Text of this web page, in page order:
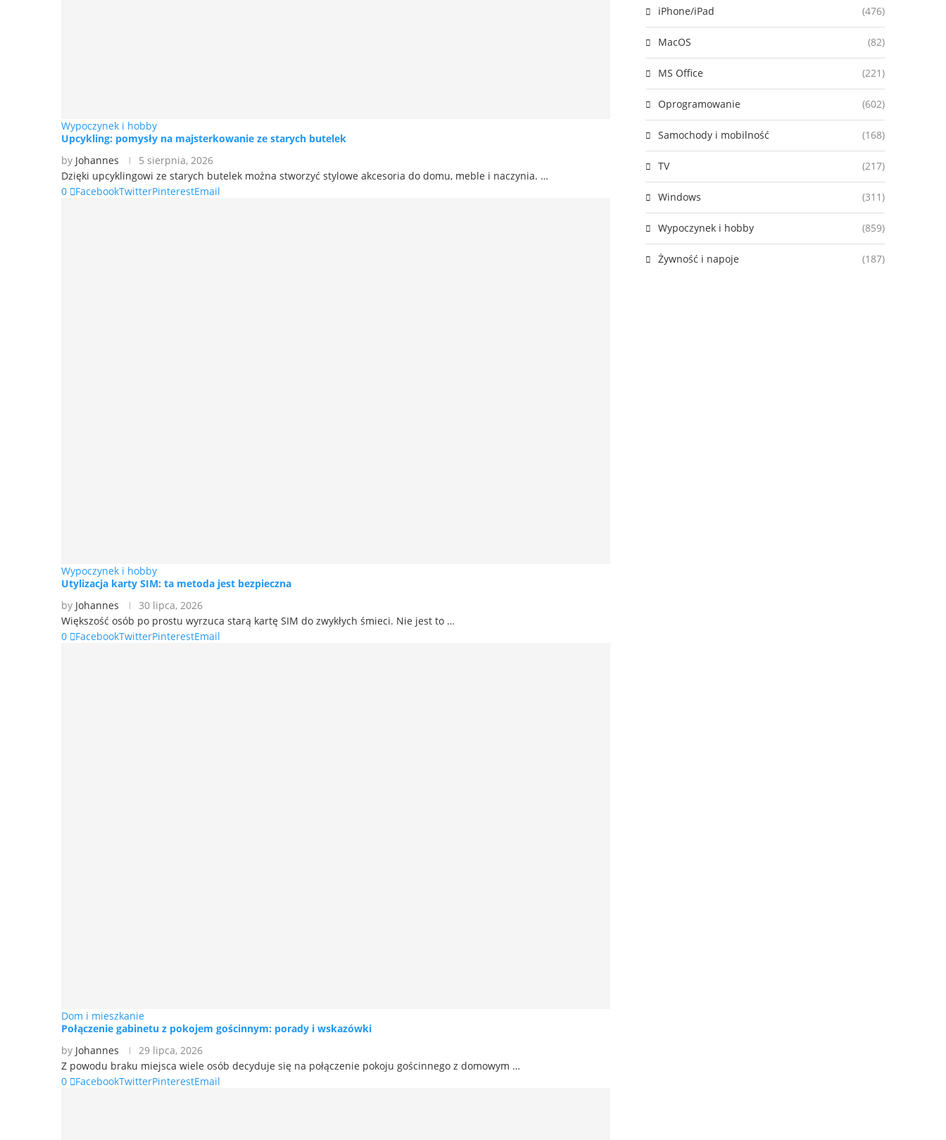
Wypoczynek i hobby
Upcykling: pomysły na majsterkowanie ze starych butelek
by Johannes
5 sierpnia, 2026
Dzięki upcyklingowi ze starych butelek można stworzyć stylowe akcesoria do domu, meble i naczynia. …
0
FacebookTwitterPinterestEmail
Wypoczynek i hobby
Utylizacja karty SIM: ta metoda jest bezpieczna
by Johannes
30 lipca, 2026
Większość osób po prostu wyrzuca starą kartę SIM do zwykłych śmieci. Nie jest to …
0
FacebookTwitterPinterestEmail
Dom i mieszkanie
Połączenie gabinetu z pokojem gościnnym: porady i wskazówki
by Johannes
29 lipca, 2026
Z powodu braku miejsca wiele osób decyduje się na połączenie pokoju gościnnego z domowym …
0
FacebookTwitterPinterestEmail
iPhone/iPad (476)
MacOS (82)
MS Office (221)
Oprogramowanie (602)
Samochody i mobilność (168)
TV (217)
Windows (311)
Wypoczynek i hobby (859)
Żywność i napoje (187)